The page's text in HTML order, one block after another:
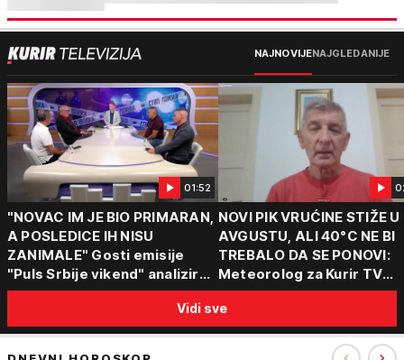
NAJNOVIJENAJGLEDANIJE
01:52
"NOVAC IM JE BIO PRIMARAN,
A POSLEDICE IH NISU
ZANIMALE" Gosti emisije
"Puls Srbije vikend" analizirali
slučajeve koji su potresli
Srbiju: Zločin se ne isplati
NOVI PIK VRUĆINE STIŽE U
AVGUSTU, ALI 40°C NE BI
TREBALO DA SE PONOVI:
Meteorolog za Kurir TV
objasnio šta nas čeka:
za ozbiljne padavine su
Vidi sve